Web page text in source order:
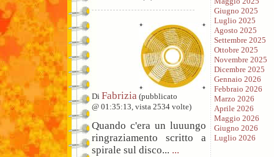
Di Fabrizia (pubblicato
@ 01:35:13, vista 2534 volte)
Quando c'era un luuungo
ringraziamento scritto a
spirale sul disco... ...
Giugno 2025
Luglio 2025
Agosto 2025
Settembre 2025
Ottobre 2025
Novembre 2025
Dicembre 2025
Gennaio 2026
Febbraio 2026
Marzo 2026
Aprile 2026
Maggio 2026
Giugno 2026
Luglio 2026